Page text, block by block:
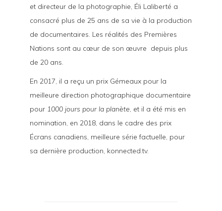
et directeur de la photographie, Éli Laliberté a
consacré plus de 25 ans de sa vie à la production
de documentaires. Les réalités des Premières
Nations sont au cœur de son œuvre depuis plus
de 20 ans.
En 2017, il a reçu un prix Gémeaux pour la
meilleure direction photographique documentaire
pour 1000 jours pour la planète, et il a été mis en
nomination, en 2018, dans le cadre des prix
Écrans canadiens, meilleure série factuelle, pour
sa dernière production, konnected.tv.